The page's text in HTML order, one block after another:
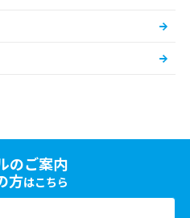
のご案内
方はこちら